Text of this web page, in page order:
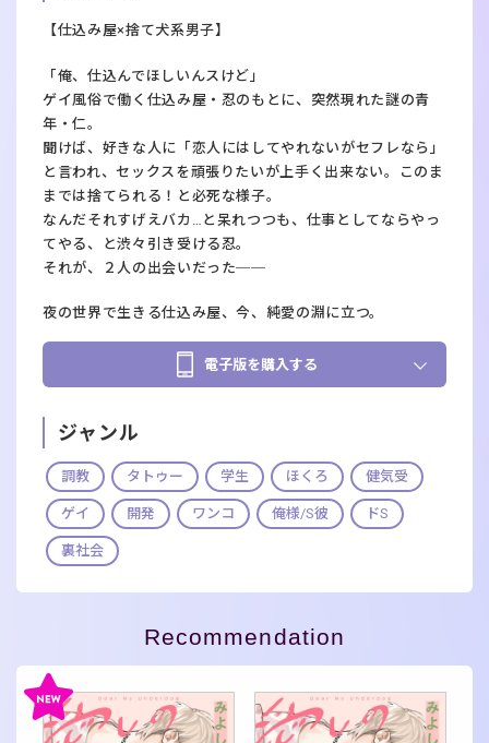
【仕込み屋×捨て犬系男子】
「俺、仕込んでほしいんスけど」
ゲイ風俗で働く仕込み屋・忍のもとに、突然現れた謎の青
年・仁。
聞けば、好きな人に「恋人にはしてやれないがセフレなら」
と言われ、セックスを頑張りたいが上手く出来ない。このま
までは捨てられる！と必死な様子。
なんだそれすげえバカ…と呆れつつも、仕事としてならやっ
てやる、と渋々引き受ける忍。
それが、２人の出会いだった──
夜の世界で生きる仕込み屋、今、純愛の淵に立つ。
電子版を購入する
ジャンル
調教 タトゥー 学生 ほくろ 健気受
ゲイ 開発 ワンコ 俺様/S彼 ドS
裏社会
Recommendation